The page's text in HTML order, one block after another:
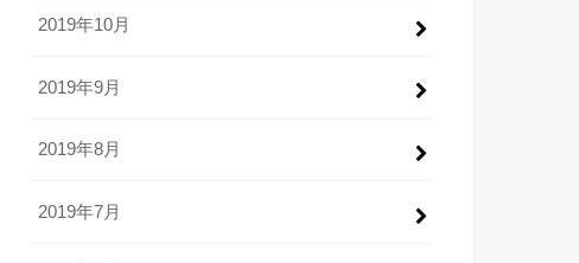
2019年10月
2019年9月
2019年8月
2019年7月